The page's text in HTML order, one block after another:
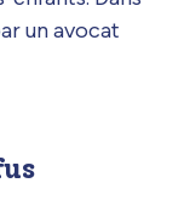
un avocat